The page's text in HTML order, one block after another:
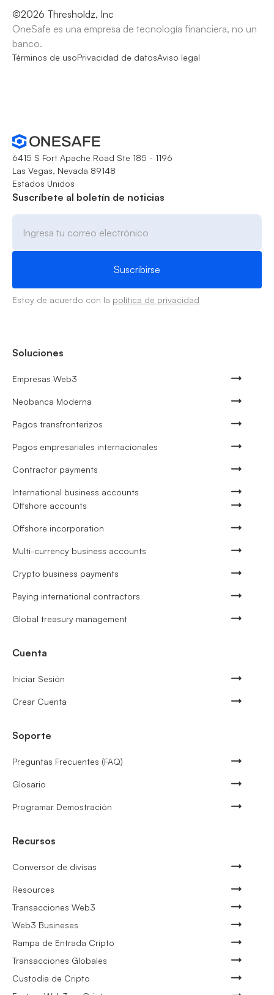
©2026 Thresholdz, Inc
OneSafe es una empresa de tecnología financiera, no un
banco.
Términos de usoPrivacidad de datosAviso legal
6415 S Fort Apache Road Ste 185 - 1196
Las Vegas, Nevada 89148
Estados Unidos
Suscríbete al boletín de noticias
Estoy de acuerdo con la política de privacidad
Soluciones
Empresas Web3
Neobanca Moderna
Pagos transfronterizos
Pagos empresariales internacionales
Contractor payments
International business accounts
Offshore accounts
Offshore incorporation
Multi-currency business accounts
Crypto business payments
Paying international contractors
Global treasury management
Cuenta
Iniciar Sesión
Crear Cuenta
Soporte
Preguntas Frecuentes (FAQ)
Glosario
Programar Demostración
Recursos
Conversor de divisas
Resources
Transacciones Web3
Web3 Busineses
Rampa de Entrada Cripto
Transacciones Globales
Custodia de Cripto